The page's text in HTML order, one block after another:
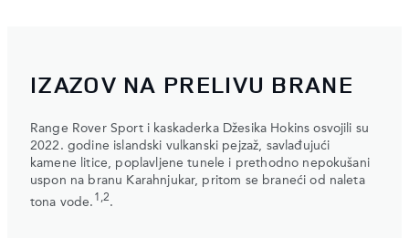
IZAZOV NA PRELIVU BRANE
Range Rover Sport i kaskaderka Džesika Hokins osvojili su
2022. godine islandski vulkanski pejzaž, savlađujući
kamene litice, poplavljene tunele i prethodno nepokušani
uspon na branu Karahnjukar, pritom se braneći od naleta
tona vode. 1,2.